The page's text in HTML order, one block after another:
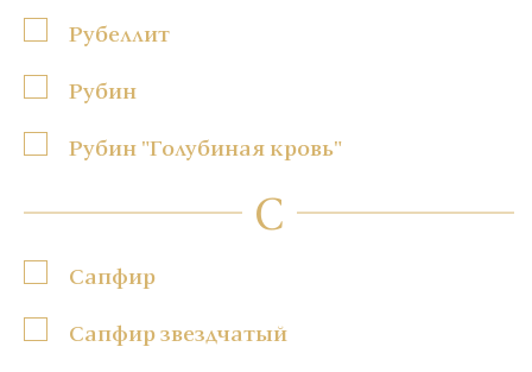
Рубеллит
Рубин
Рубин "Голубиная кровь"
С
Сапфир
Сапфир звездчатый